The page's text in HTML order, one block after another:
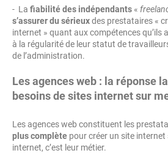
- La fiabilité des indépendants «
s’assurer du sérieuxdes prestataires «
internet » quant aux compétences qu’ils
à la régularité de leur statut de
de l’administration.
Les agences web : la réponse
besoins de sites internet sur
Les agences web constituent les
plus complète pour créer un site
internet, c’est leur métier.